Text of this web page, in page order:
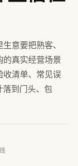
意要把熟客、
的真实经营场景
收清单、常见误
落到门头、包